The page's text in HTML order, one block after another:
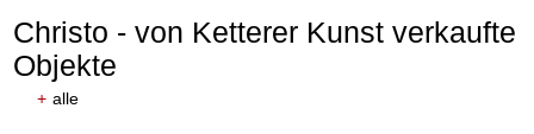
Christo - von Ketterer Kunst verkaufte
Objekte
+ alle